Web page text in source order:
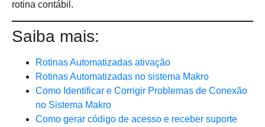
rotina contábil.
Saiba mais:
Rotinas Automatizadas ativação
Rotinas Automatizadas no sistema Makro
Como Identificar e Corrigir Problemas de Conexão
no Sistema Makro
Como gerar código de acesso e receber suporte